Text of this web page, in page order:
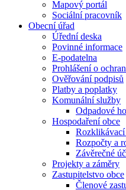
Mapový portál
Sociální pracovník
Obecní úřad
Úřední deska
Povinné informace
E-podatelna
Prohlášení o
Ověřování podpisů
Platby a poplatky
Komunální služby
Odpadové
Hospodaření obce
Rozklikávací
Rozpočty a
Závěrečné
Projekty a záměry
Zastupitelstvo obce
Členové